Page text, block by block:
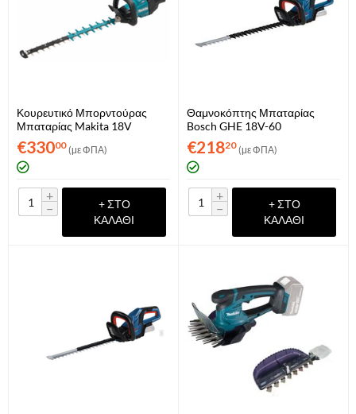
Κουρευτικό Μπορντούρας
Μπαταρίας Makita 18V
DUH601Z (Μόνο Σώμα)
€33000 (με ΦΠΑ)
+
−
+ ΣΤΟ
ΚΑΛΆΘΙ
Θαμνοκόπτης Μπαταρίας
Bosch GHE 18V-60
Professional Solo
(06008C9000)
€21820 (με ΦΠΑ)
+
−
+ ΣΤΟ
ΚΑΛΆΘΙ